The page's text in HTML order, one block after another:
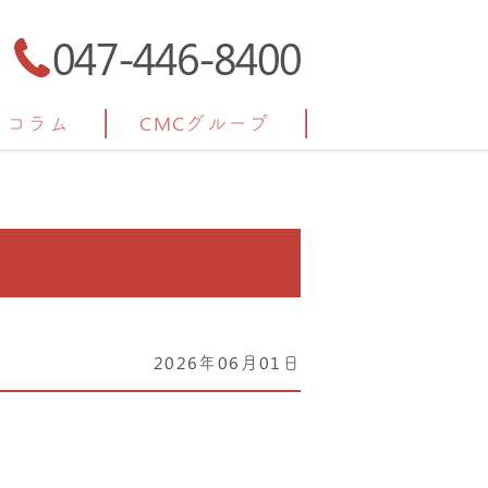
047-446-8400
コラム CMCグループ
2026年06月01日